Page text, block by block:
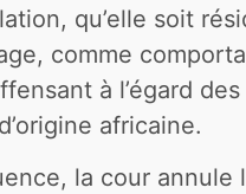
qu’elle soit
comme
à l’égard des
africaine.
la cour annule